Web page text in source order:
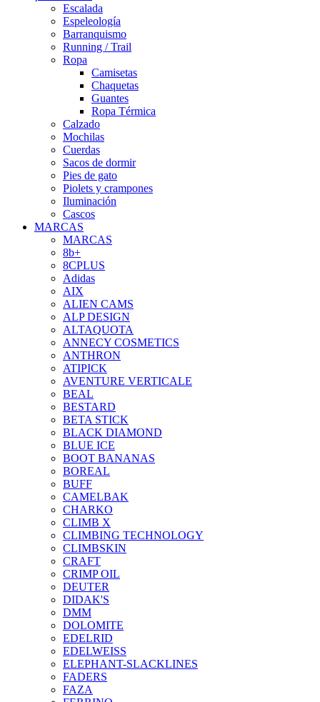
Escalada
Espeleología
Barranquismo
Running / Trail
Ropa
Camisetas
Chaquetas
Guantes
Ropa Térmica
Calzado
Mochilas
Cuerdas
Sacos de dormir
Pies de gato
Piolets y crampones
Iluminación
Cascos
MARCAS
MARCAS
8b+
8CPLUS
Adidas
AIX
ALIEN CAMS
ALP DESIGN
ALTAQUOTA
ANNECY COSMETICS
ANTHRON
ATIPICK
AVENTURE VERTICALE
BEAL
BESTARD
BETA STICK
BLACK DIAMOND
BLUE ICE
BOOT BANANAS
BOREAL
BUFF
CAMELBAK
CHARKO
CLIMB X
CLIMBING TECHNOLOGY
CLIMBSKIN
CRAFT
CRIMP OIL
DEUTER
DIDAK'S
DMM
DOLOMITE
EDELRID
EDELWEISS
ELEPHANT-SLACKLINES
FADERS
FAZA